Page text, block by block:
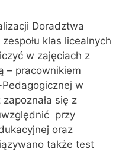
Doradztwa
klas licealnych
w zajęciach z
– pracownikiem
w
się z
przy
oraz
także test